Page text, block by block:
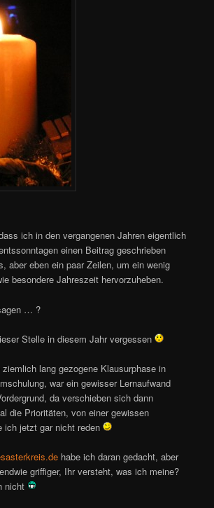
ich in den vergangenen Jahren eigentlich
einen Beitrag geschrieben
aber eben ein paar Zeilen, um ein wenig
besondere Jahreszeit hervorzuheben.
… ?
Stelle in diesem Jahr vergessen
lang gezogene Klausurphase in
war ein gewisser Lernaufwand
da verschieben sich dann
die Prioritäten, von einer gewissen
ich jetzt gar nicht reden
habe ich daran gedacht, aber
griffiger, Ihr versteht, was ich meine?
nicht